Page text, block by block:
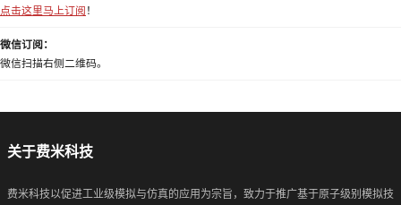
点击这里马上订阅 ！
微信订阅：
微信扫描右侧二维码。
关于费米科技
费米科技以促进工业级模拟与仿真的应用为宗旨，致力于推广基于原子级别模拟技